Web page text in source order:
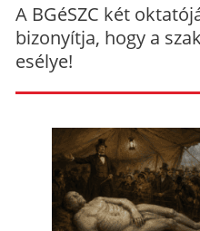
A BGéSZC két
bizonyítja, hogy a
esélye!